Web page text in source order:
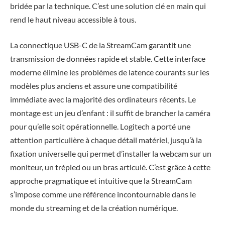
bridée par la technique. C’est une solution clé en main qui
rend le haut niveau accessible à tous.
La connectique USB-C de la StreamCam garantit une
transmission de données rapide et stable. Cette interface
moderne élimine les problèmes de latence courants sur les
modèles plus anciens et assure une compatibilité
immédiate avec la majorité des ordinateurs récents. Le
montage est un jeu d’enfant : il suffit de brancher la caméra
pour qu’elle soit opérationnelle. Logitech a porté une
attention particulière à chaque détail matériel, jusqu’à la
fixation universelle qui permet d’installer la webcam sur un
moniteur, un trépied ou un bras articulé. C’est grâce à cette
approche pragmatique et intuitive que la StreamCam
s’impose comme une référence incontournable dans le
monde du streaming et de la création numérique.